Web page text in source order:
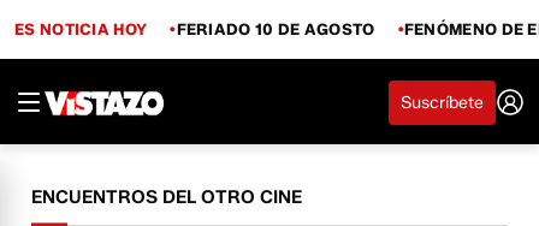
ES NOTICIA HOY FERIADO 10 DE AGOSTO FENÓMENO DE
Suscríbete
ENCUENTROS DEL OTRO CINE